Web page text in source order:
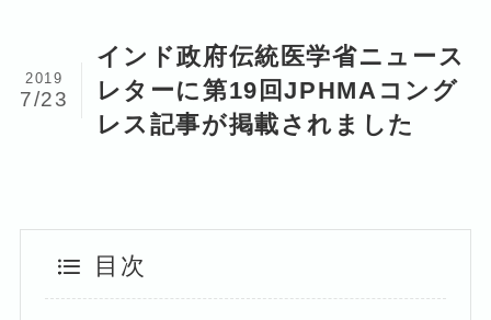
インド政府伝統医学省ニュース
レターに第19回JPHMAコング
レス記事が掲載されました
2019
7/23
目次